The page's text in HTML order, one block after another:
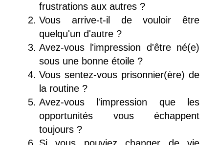
frustrations aux autres ?
Vous arrive-t-il de vouloir être
quelqu'un d'autre ?
Avez-vous l'impression d'être né(e)
sous une bonne étoile ?
Vous sentez-vous prisonnier(ère) de
la routine ?
Avez-vous l'impression que les
opportunités vous échappent
toujours ?